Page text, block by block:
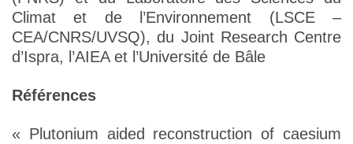
Climat et de l’Environnement (LSCE –
CEA/CNRS/UVSQ), du Joint Research Centre
d’Ispra, l’AIEA et l’Université de Bâle
Références
« Plutonium aided reconstruction of caesium